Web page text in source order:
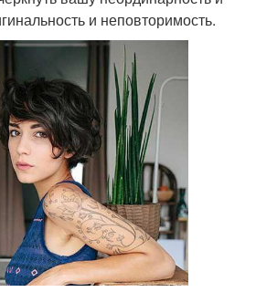
и Длинные волосы
V-образная стрижка
Волос без укладки
и неповторимость.